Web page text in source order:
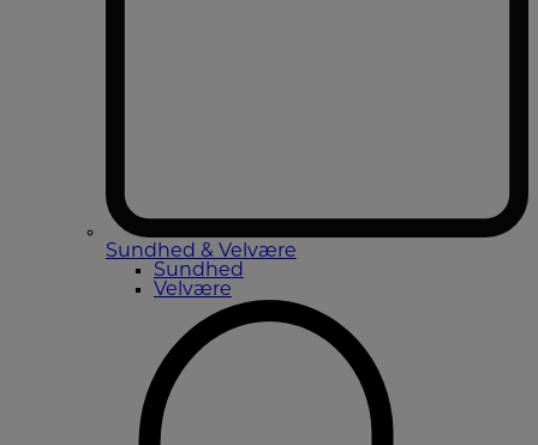
Sundhed & Velvære
Sundhed
Velvære